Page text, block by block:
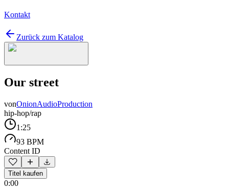
Kontakt
Zurück zum Katalog
Our street
vonOnionAudioProduction
hip-hop/rap
1:25
93 BPM
Content ID
Titel kaufen
0:00